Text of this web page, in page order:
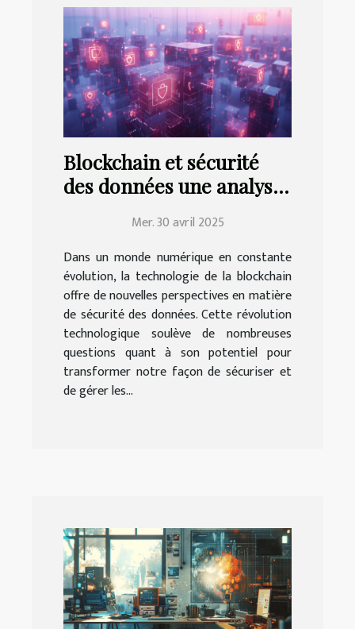
Blockchain et sécurité
des données une analyse
technologies émergentes
Mer. 30 avril 2025
Dans un monde numérique en constante
évolution, la technologie de la blockchain
offre de nouvelles perspectives en matière
de sécurité des données. Cette révolution
technologique soulève de nombreuses
questions quant à son potentiel pour
transformer notre façon de sécuriser et
de gérer les...